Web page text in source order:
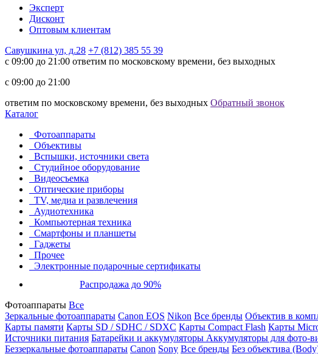
Эксперт
Дисконт
Оптовым клиентам
Савушкина ул, д.28 +7 (812) 385 55 39
c 09:00 до 21:00 ответим по московскому времени, без выходных
c 09:00 до 21:00
ответим по московскому времени, без выходных Обратный звонок
Каталог
Фотоаппараты
Объективы
Вспышки, источники света
Студийное оборудование
Видеосъемка
Оптические приборы
TV, медиа и развлечения
Аудиотехника
Компьютерная техника
Смартфоны и планшеты
Гаджеты
Прочее
Электронные подарочные сертификаты
Распродажа до 90%
Фотоаппараты Все
Зеркальные фотоаппараты Canon EOS Nikon Все бренды Объектив в
Карты памяти Карты SD / SDHC / SDXC Карты Compact Flash Карты
Источники питания Батарейки и аккумуляторы Аккумуляторы для фото-
Беззеркальные фотоаппараты Canon Sony Все бренды Без объектива